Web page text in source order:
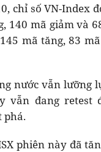
chỉ số VN-Index
140 mã giảm và
mã tăng, 83
nước vẫn lưỡng
vẫn đang
phá.
phiên này đã